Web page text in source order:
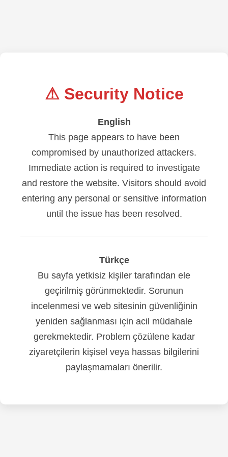
⚠ Security Notice
English
This page appears to have been
compromised by unauthorized attackers.
Immediate action is required to investigate
and restore the website. Visitors should avoid
entering any personal or sensitive information
until the issue has been resolved.
Türkçe
Bu sayfa yetkisiz kişiler tarafından ele
geçirilmiş görünmektedir. Sorunun
incelenmesi ve web sitesinin güvenliğinin
yeniden sağlanması için acil müdahale
gerekmektedir. Problem çözülene kadar
ziyaretçilerin kişisel veya hassas bilgilerini
paylaşmamaları önerilir.